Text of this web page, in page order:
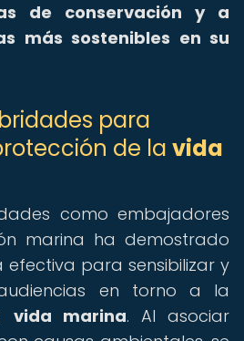
de conservación y a
más sostenibles en su
para
de la vida
como embajadores
marina ha demostrado
para sensibilizar y
en torno a la
vida marina. Al asociar